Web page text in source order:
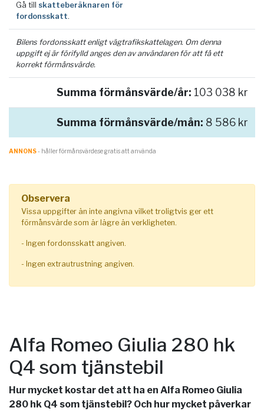
Gå till skatteberäknaren för
fordonsskatt.
Bilens fordonsskatt enligt vägtrafikskattelagen. Om denna
uppgift ej är förifylld anges den av användaren för att få ett
korrekt förmånsvärde.
Summa förmånsvärde/år: 103 038 kr
Summa förmånsvärde/mån: 8 586 kr
ANNONS- håller förmånsvärde.se gratis att använda
Observera
Vissa uppgifter än inte angivna vilket troligtvis ger ett
förmånsvärde som är lägre än verkligheten.
- Ingen fordonsskatt angiven.
- Ingen extrautrustning angiven.
Alfa Romeo Giulia 280 hk
Q4 som tjänstebil
Hur mycket kostar det att ha en Alfa Romeo Giulia
280 hk Q4 som tjänstebil? Och hur mycket påverkar